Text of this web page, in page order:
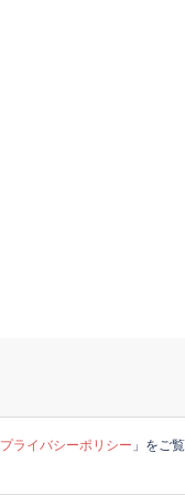
プライバシーポリシー 」をご覧